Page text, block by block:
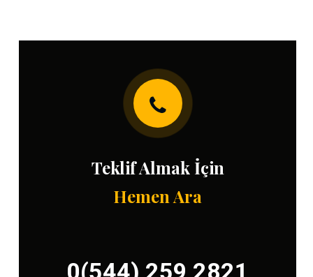
Teklif Almak İçin
Hemen Ara
0(544) 259 2821